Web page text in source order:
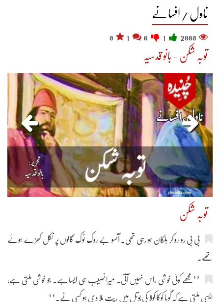
ناول / افسانے
2800
0
توبہ شکن - بانو قدسیہ
توبہ شکن
بی بی رو رو کر ہلکان ہو رہی تھی۔ آنسو بے روک ٹوک گالوں پر نکل کھڑے ہوئے
تھے۔
’’مجھے کوئی خوشی راس نہیں آتی۔ میرا نصیب ہی ایسا ہے۔ جو خوشی ملتی ہے،
ایسی ملتی ہے کہ گویا کوکا کولا کی بوتل میں ریت ملا دی ہو کسی نے۔‘‘